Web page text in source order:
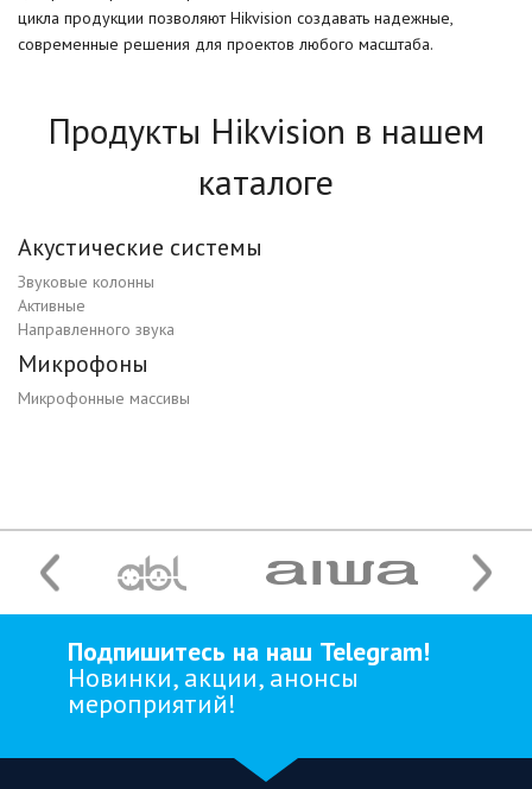
цикла продукции позволяют Hikvision создавать надежные,
современные решения для проектов любого масштаба.
Продукты Hikvision в нашем
каталоге
Акустические системы
Звуковые колонны
Активные
Направленного звука
Микрофоны
Микрофонные массивы
Подпишитесь на наш Telegram!
Новинки, акции, анонсы
мероприятий!